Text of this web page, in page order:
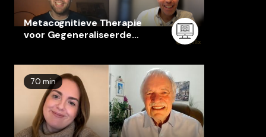
Metacognitieve Therapie
voor Gegeneraliseerde
70 min